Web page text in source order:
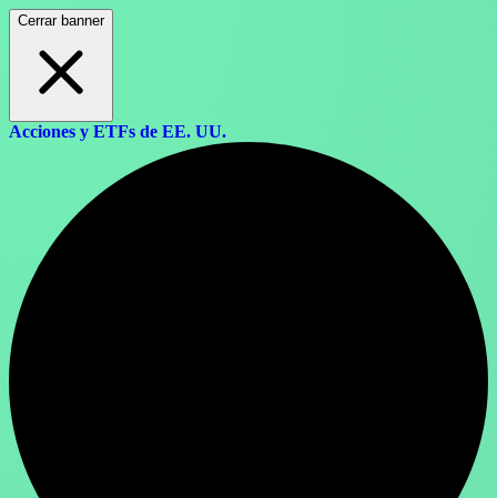
Cerrar banner
Acciones y ETFs de EE. UU.